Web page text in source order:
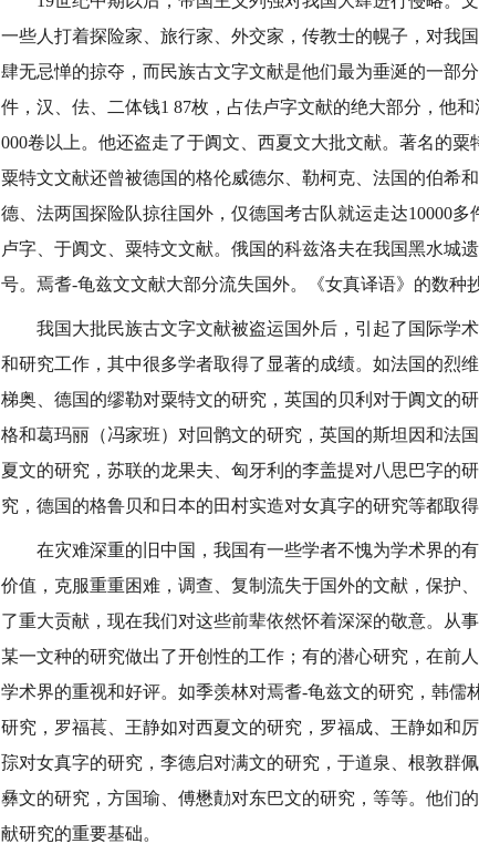
一些人打着探险家、旅行家、外交家，传教士的幌子，对我
肆无忌惮的掠夺，而民族古文字文献是他们最为垂涎的一部
件，汉、佉、二体钱1 87枚，占佉卢字文献的绝大部分，他
000卷以上。他还盗走了于阗文、西夏文大批文献。著名的粟
粟特文文献还曾被德国的格伦威德尔、勒柯克、法国的伯希
德、法两国探险队掠往国外，仅德国考古队就运走达10000
卢字、于阗文、粟特文文献。俄国的科兹洛夫在我国黑水城
号。焉耆-龟兹文文献大部分流失国外。《女真译语》的数种
我国大批民族古文字文献被盗运国外后，引起了国际学术
和研究工作，其中很多学者取得了显著的成绩。如法国的烈
梯奥、德国的缪勒对粟特文的研究，英国的贝利对于阗文的
格和葛玛丽（冯家班）对回鹘文的研究，英国的斯坦因和法
夏文的研究，苏联的龙果夫、匈牙利的李盖提对八思巴字的
究，德国的格鲁贝和日本的田村实造对女真字的研究等都取得
在灾难深重的旧中国，我国有一些学者不愧为学术界的
价值，克服重重困难，调查、复制流失于国外的文献，保护
了重大贡献，现在我们对这些前辈依然怀着深深的敬意。从
某一文种的研究做出了开创性的工作；有的潜心研究，在前
学术界的重视和好评。如季羡林对焉耆-龟兹文的研究，韩儒
研究，罗福萇、王静如对西夏文的研究，罗福成、王静如和
孮对女真字的研究，李德启对满文的研究，于道泉、根敦群
彝文的研究，方国瑜、傅懋勣对东巴文的研究，等等。他们
献研究的重要基础。